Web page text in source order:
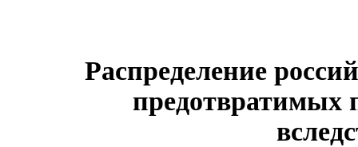
Распределение
предотвратимых